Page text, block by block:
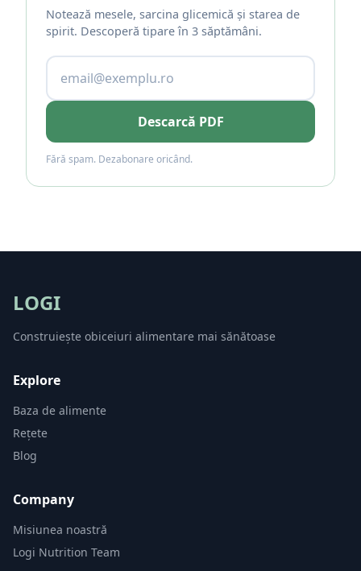
Notează mesele, sarcina glicemică și starea de
spirit. Descoperă tipare în 3 săptămâni.
Descarcă PDF
Fără spam. Dezabonare oricând.
LOGI
Construiește obiceiuri alimentare mai sănătoase
Explore
Baza de alimente
Rețete
Blog
Company
Misiunea noastră
Logi Nutrition Team